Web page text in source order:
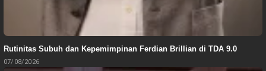
Rutinitas Subuh dan Kepemimpinan Ferdian Brillian di TDA 9.0
07/08/2026